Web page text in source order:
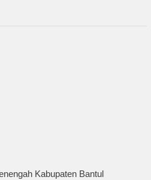
Kabupaten Bantul